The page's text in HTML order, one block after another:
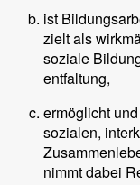
ist
zielt als
soziale
entfaltung,
ermöglicht
sozialen,
nimmt dabei